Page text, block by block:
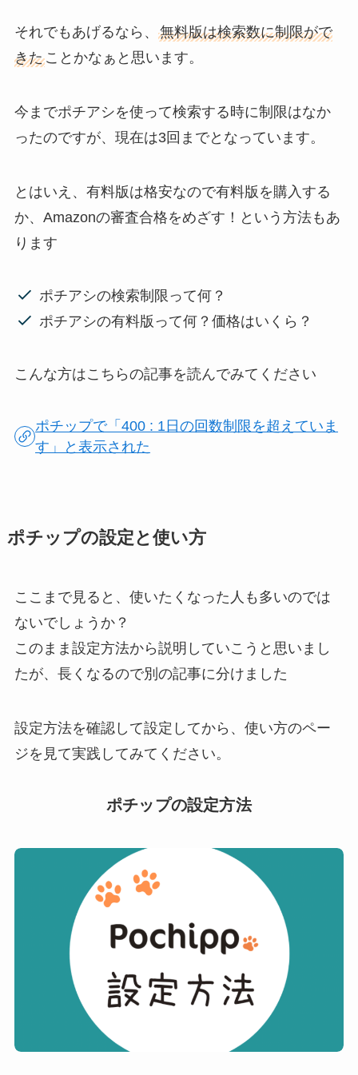
それでもあげるなら、 無料版は検索数に制限がで
きたことかなぁと思います。
今までポチアシを使って検索する時に制限はなか
ったのですが、現在は3回までとなっています。
とはいえ、有料版は格安なので有料版を購入する
か、Amazonの審査合格をめざす！という方法もあ
ります
ポチアシの検索制限って何？
ポチアシの有料版って何？価格はいくら？
こんな方はこちらの記事を読んでみてください
ポチップで「400 : 1日の回数制限を超えていま
す」と表示された
ポチップの設定と使い方
ここまで見ると、使いたくなった人も多いのでは
ないでしょうか？
このまま設定方法から説明していこうと思いまし
たが、長くなるので別の記事に分けました
設定方法を確認して設定してから、使い方のペー
ジを見て実践してみてください。
ポチップの設定方法